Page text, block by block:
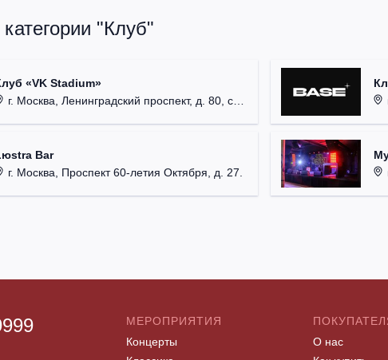
"Клуб"
«VK Stadium»
г. Москва, Ленинградский проспект, д. 80, стр. 17.
Bar
г. Москва, Проспект 60-летия Октября, д. 27.
МЕРОПРИЯТИЯ
Концерты
О нас